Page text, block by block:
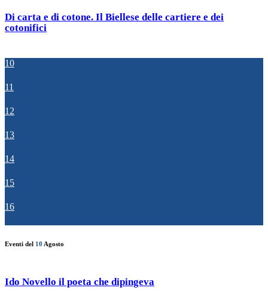
Di carta e di cotone. Il Biellese delle cartiere e dei
cotonifici
10
11
12
13
14
15
16
Eventi del 10 Agosto
Ido Novello il poeta che dipingeva